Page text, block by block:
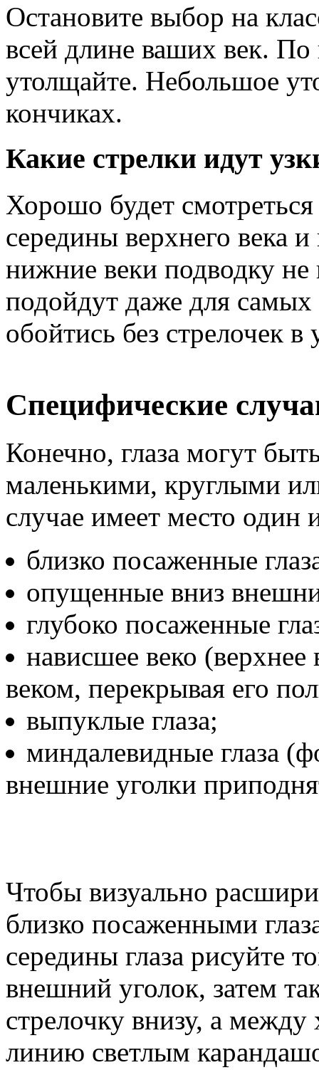
Остановите выбор на
всей длине ваших век. По
утолщайте. Небольшое
кончиках.
Какие стрелки идут
Хорошо будет смотреться
середины верхнего века
нижние веки подводку не
подойдут даже для самых
обойтись без стрелочек в
Специфические
Конечно, глаза могут
маленькими, круглыми
случае имеет место один
близко посаженные
опущенные вниз
глубоко посаженные
нависшее веко
веком, перекрывая его
выпуклые глаза;
миндалевидные глаза
внешние уголки
Чтобы визуально
близко посаженными
середины глаза рисуйте
внешний уголок, затем
стрелочку внизу, а между
линию светлым